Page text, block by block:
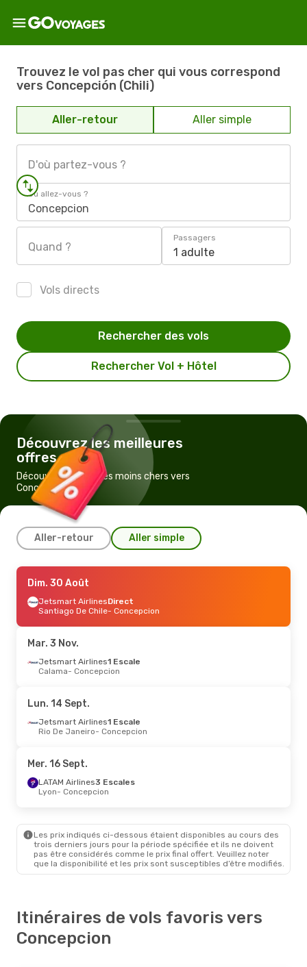
Trouvez le vol pas cher qui vous correspond
vers Concepción (Chili)
Aller-retour Aller simple
D'où partez-vous ?
Où allez-vous ?
Concepcion
Quand ?
Passagers
1 adulte
Vols directs
Rechercher Vol + Hôtel
Rechercher des vols
Découvrez les meilleures
offres
Découvrez les vols les moins chers vers
Concepcion
Aller-retour Aller simple
Jeu. 27 Août
Sky AirlineDirect
Santiago De Chile- Concepcion
Concepcion- Santiago De Chile
Sam. 12 Sept.- Dim. 13 Sept.
Jetsmart Airlines
Concepcion- Santiago De Chile
Jetsmart Airlines
Santiago De Chile
Sky AirlineDirect
Concepcion- Santiago De Chile
Sam. 24 Oct.- Dim. 25 Oct.
Sky AirlineDirect
Santiago De Chile- Concepcion
Sky Airline Direct
Concepcion - Santiago De Chile
Dim. 30 Août
Jetsmart AirlinesDirect
Santiago De Chile- Concepcion
Mar. 3 Nov.
Jetsmart Airlines1 Escale
Calama- Concepcion
Lun. 14 Sept.
Jetsmart Airlines1 Escale
Rio De Janeiro- Concepcion
Mer. 16 Sept.
LATAM Airlines3 Escales
Lyon- Concepcion
Les prix indiqués ci-dessous étaient disponibles au cours des
trois derniers jours pour la période spécifiée et ils ne doivent
pas être considérés comme le prix final offert. Veuillez noter
que la disponibilité et les prix sont susceptibles d’être modifiés.
Itinéraires de vols favoris vers
Concepcion